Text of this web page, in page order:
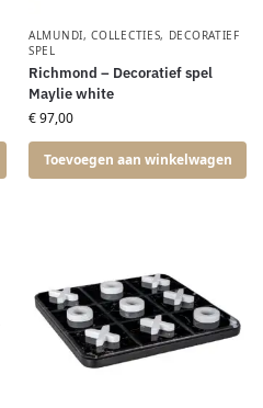
ALMUNDI,COLLECTIES, DECORATIEF
SPEL
Richmond – Decoratief spel
Maylie white
€97,00
Toevoegen aan winkelwagen